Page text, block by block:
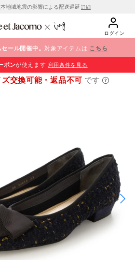
本地域地震の影響による配送遅延 詳細
ログイン
セール開催中。対象アイテムは こちら
ポンが使えます 利用条件を見る
ズ交換可能・返品不可 です